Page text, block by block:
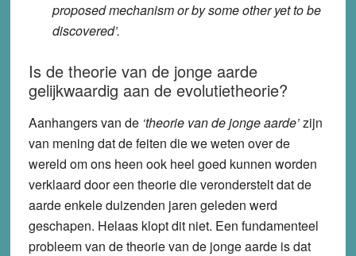
proposed mechanism or by some other yet to be
discovered’.
Is de theorie van de jonge aarde
gelijkwaardig aan de evolutietheorie?
Aanhangers van de ‘theorie van de jonge aarde’zijn
van mening dat de feiten die we weten over de
wereld om ons heen ook heel goed kunnen worden
verklaard door een theorie die veronderstelt dat de
aarde enkele duizenden jaren geleden werd
geschapen. Helaas klopt dit niet. Een fundamenteel
probleem van de theorie van de jonge aarde is dat